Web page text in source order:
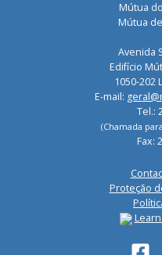
Mútua
Mútua
Avenida
Edifício
1050-202
E-mail:
Tel.:
(Chamada
Fax:
Proteção